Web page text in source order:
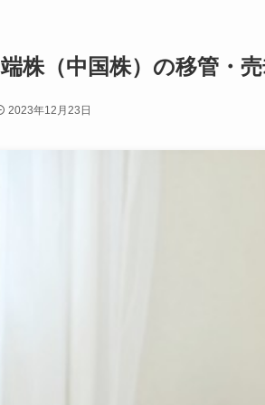
端株（中国株）の移管・
2023年12月23日